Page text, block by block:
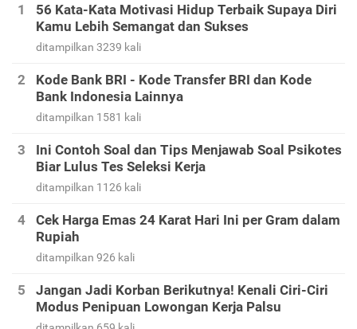
56 Kata-Kata Motivasi Hidup Terbaik Supaya Diri
Kamu Lebih Semangat dan Sukses
ditampilkan 3239 kali
Kode Bank BRI - Kode Transfer BRI dan Kode
Bank Indonesia Lainnya
ditampilkan 1581 kali
Ini Contoh Soal dan Tips Menjawab Soal Psikotes
Biar Lulus Tes Seleksi Kerja
ditampilkan 1126 kali
Cek Harga Emas 24 Karat Hari Ini per Gram dalam
Rupiah
ditampilkan 926 kali
Jangan Jadi Korban Berikutnya! Kenali Ciri-Ciri
Modus Penipuan Lowongan Kerja Palsu